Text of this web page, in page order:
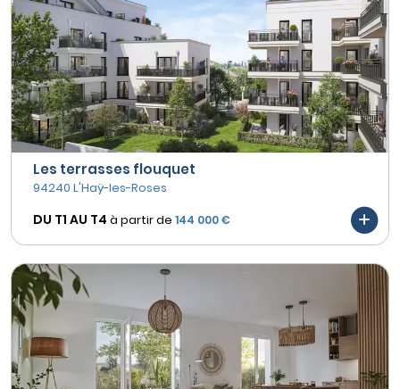
Les terrasses flouquet
94240 L'Haÿ-les-Roses
DU T1 AU T4 à partir de 144 000 €